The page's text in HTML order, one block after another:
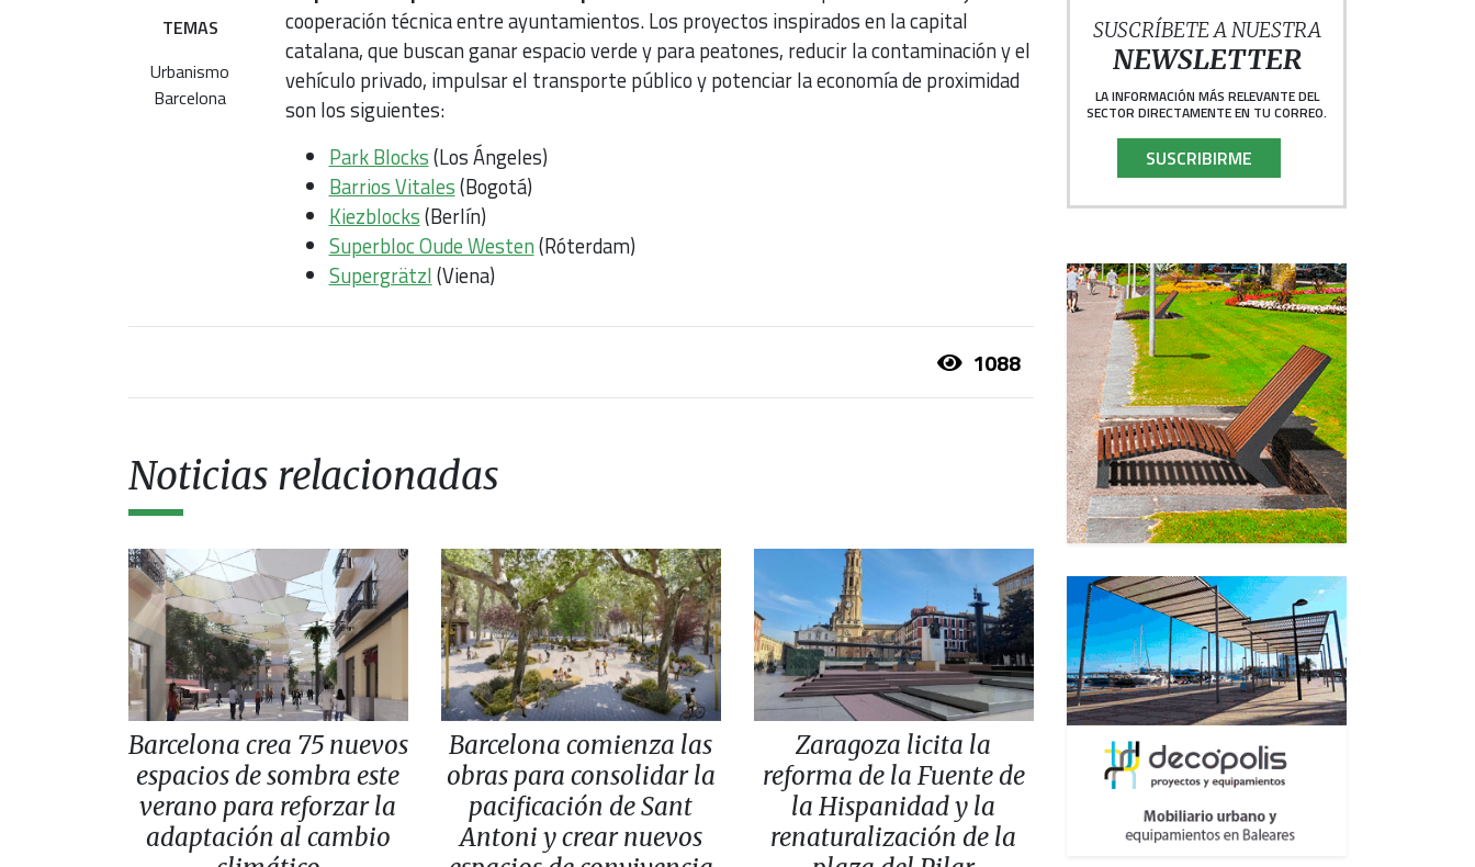
TEMAS
Urbanismo
Barcelona
cooperación técnica entre ayuntamientos. Los proyectos inspirados en la capital
catalana, que buscan ganar espacio verde y para peatones, reducir la contaminación y el
vehículo privado, impulsar el transporte público y potenciar la economía de proximidad
son los siguientes:
Park Blocks(Los Ángeles)
Barrios Vitales(Bogotá)
Kiezblocks(Berlín)
Superbloc Oude Westen(Róterdam)
Supergrätzl(Viena)
1088
Noticias relacionadas
Barcelona crea 75 nuevos
espacios de sombra este
verano para reforzar la
adaptación al cambio
Barcelona comienza las
obras para consolidar la
pacificación de Sant
Antoni y crear nuevos
Zaragoza licita la
reforma de la Fuente de
la Hispanidad y la
renaturalización de la
SUSCRÍBETE A NUESTRA
NEWSLETTER
LA INFORMACIÓN MÁS RELEVANTE DEL
SECTOR DIRECTAMENTE EN TU CORREO.
SUSCRIBIRME